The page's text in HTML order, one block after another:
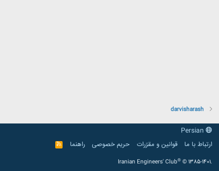
darvisharash
ارتباط با ما
قوانین و مقرّرات حریم خصوصی راهنما
R
S
Iranian Engineers' Club® © 1385-1401.